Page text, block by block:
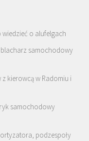
o alufelgach
samochodowy
kierowcą w Radomiu i
samochodowy
podzespoły